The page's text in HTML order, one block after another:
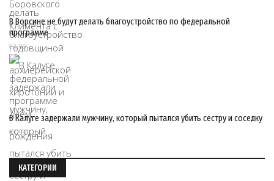
В Ворсине не будут делать благоустройство по федеральной
программе
08/08
В Калуге задержали мужчину, который пытался убить сестру и соседку
08/08
КАТЕГОРИИ